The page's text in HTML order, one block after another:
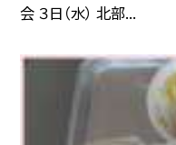
会 ３日（水） 北部...